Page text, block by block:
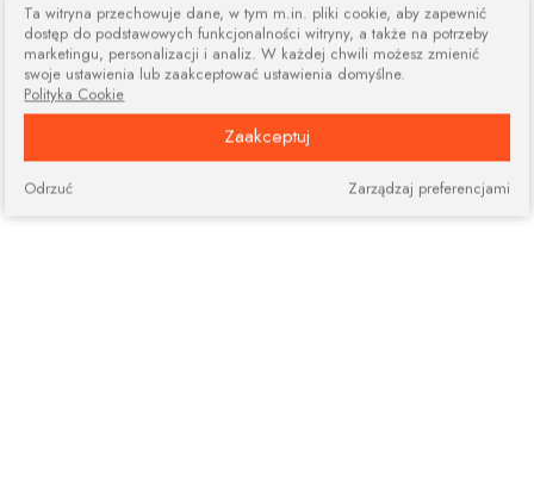
Ta witryna przechowuje dane, w tym m.in. pliki cookie, aby zapewnić
dostęp do podstawowych funkcjonalności witryny, a także na potrzeby
marketingu, personalizacji i analiz. W każdej chwili możesz zmienić
swoje ustawienia lub zaakceptować ustawienia domyślne.
Polityka Cookie
Zaakceptuj
Zarządzaj preferencjami
Odrzuć